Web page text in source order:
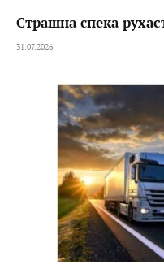
Страшна спека
31.07.2026